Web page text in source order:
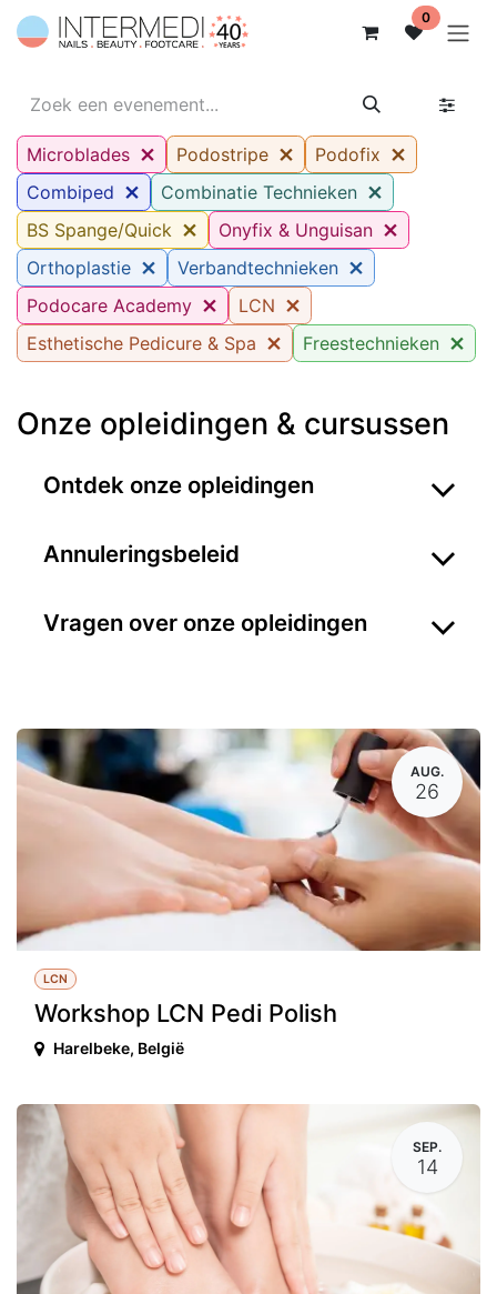
Overslaan naar inhoud 0
Microblades Podostripe
Podofix
Combiped
Combinatie Technieken
BS Spange/Quick
Onyfix & Unguisan
Orthoplastie
Verbandtechnieken
Podocare Academy
LCN
Esthetische Pedicure & Spa
Freestechnieken
Onze opleidingen & cursussen
Ontdek onze opleidingen
Annuleringsbeleid
Vragen over onze opleidingen
AUG.
26
LCN
Workshop LCN Pedi Polish
Harelbeke, België
SEP.
14